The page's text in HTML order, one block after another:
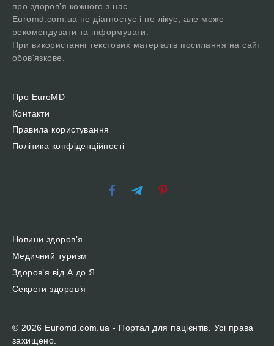
про здоров'я кожного з нас.
Euromd.com.ua не діагностує і не лікує, але може
рекомендувати та інформувати.
При використанні текстових матеріалів посилання на сайт
обов'язкове.
Про EuroMD
Контакти
Правила користування
Політика конфіденційності
Новини здоров’я
Медичний туризм
Здоров’я від А до Я
Секрети здоров’я
© 2026 Euromd.com.ua - Портал для пацієнтів. Усі права
захищено.